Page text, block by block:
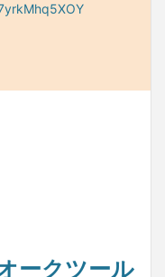
オークツール